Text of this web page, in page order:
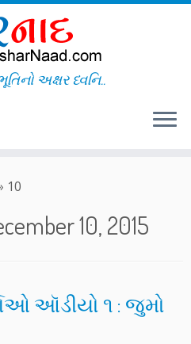
અક્ષર ધ્વનિ..
10
10, 2015
ઑડીયો ૧ : જુમો